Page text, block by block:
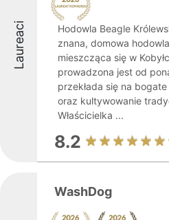
Laureaci
Hodowla Beagle
znana, domowa
mieszcząca się w
prowadzona jest od
przekłada się na
oraz kultywowanie
Właścicielka ...
8.2
WashDog